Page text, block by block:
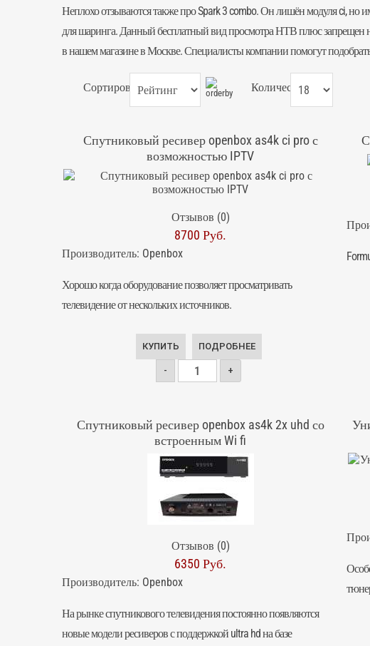
Неплохо отзываются также про Spark 3 combo. Он лишён модуля ci, но
для шаринга. Данный бесплатный вид просмотра НТВ плюс запрещен
в нашем магазине в Москве. Специалисты компании помогут
Сортировка: Количество:
Спутниковый ресивер openbox as4k ci pro с
возможностью IPTV
Отзывов (0)
8700 Руб.
Производитель: Openbox
Хорошо когда оборудование позволяет просматривать
телевидение от нескольких источников.
КУПИТЬ ПОДРОБНЕЕ
- +
Спутниковый ресивер openbox as4k 2x uhd со
встроенным Wi fi
Отзывов (0)
6350 Руб.
Производитель: Openbox
На рынке спутникового телевидения постоянно появляются
новые модели ресиверов с поддержкой ultra hd на базе